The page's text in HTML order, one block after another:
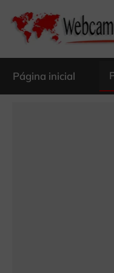
Página inicial